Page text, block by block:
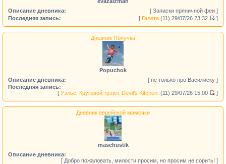
Описание дневника:
[ Записки пряничной феи ]
Последняя запись:
[ Галета (11) 29/07/26 23:32 ]
Дневник Попучка
Popuchok
Описание дневника:
[ не только про Василиску ]
Последняя запись:
[ Уэльс. Круговой трэил. Devil's Kitchen. (11) 29/07/26 15:00 ]
Дневник еврейской мамочки
maschustik
Описание дневника:
[ Добро пожаловать, милости просим, но просим не сорить! ]